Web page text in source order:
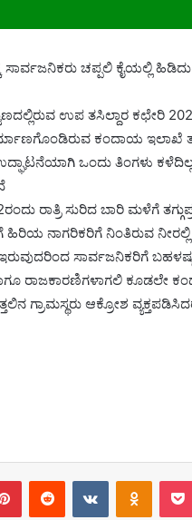
ಚಪ್ಪಲಿ ಕೈಯಲ್ಲಿ
ಉಪ ತಸಿಲ್ದಾರ ಕಛೇರಿ
ಕಂದಾಯ ಇಲಾಖೆ
ಒಂದು ತಿಂಗಳು
ರಾತ್ರಿ ಸುರಿದ ಬಾರಿ ಮಳೆಗೆ
ನಾಗರಿಕರಿಗೆ ನಿಂತಿರುವ
ಸಾರ್ವಜನಿಕರಿಗೆ
ರಾಜಕಾರಣಿಗಳಾಗಲಿ ಕೂಡಲೇ
ಗ್ರಾಮಸ್ಥರು ಆಕ್ರೋಶ
PinterestReddit VKontakte